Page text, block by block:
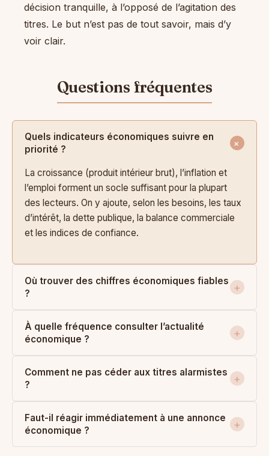
décision tranquille, à l’opposé de l’agitation des
titres. Le but n’est pas de tout savoir, mais d’y
voir clair.
Quels indicateurs économiques suivre en
priorité ?
La croissance (produit intérieur brut), l’inflation et
l’emploi forment un socle suffisant pour la plupart
des lecteurs. On y ajoute, selon les besoins, les taux
d’intérêt, la dette publique, la balance commerciale
et les indices de confiance.
Où trouver des chiffres économiques fiables
?
À quelle fréquence consulter l’actualité
économique ?
Comment ne pas céder aux titres alarmistes
?
Faut-il réagir immédiatement à une annonce
économique ?